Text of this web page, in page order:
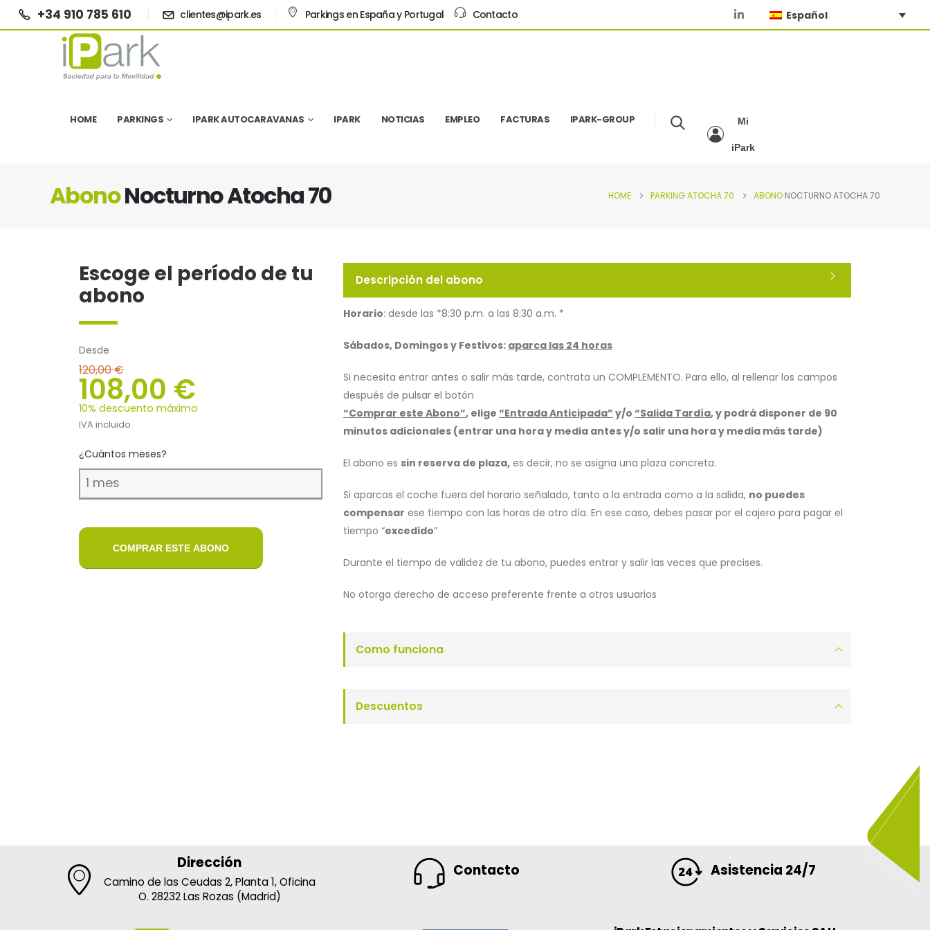
+34 910 785 610 clientes@ipark.es Parkings en España y Portugal Contacto Español
HOME PARKINGS IPARK AUTOCARAVANAS IPARK NOTICIAS EMPLEO FACTURAS IPARK-GROUP Mi
iPark
AbonoNocturno Atocha 70 HOME PARKINGATOCHA 70 ABONO NOCTURNO ATOCHA 70
Escoge el período de tu
abono
Desde
120,00 €
108,00 €
10% descuento máximo
IVA incluido
¿Cuántos meses?
COMPRAR ESTE ABONO
Descripción del abono
Horario: desde las *8:30 p.m. a las 8:30 a.m. *
Sábados, Domingos y Festivos: aparca las 24 horas
Si necesita entrar antes o salir más tarde, contrata un COMPLEMENTO. Para ello, al rellenar los campos
después de pulsar el botón
“Comprar este Abono”, elige “Entrada Anticipada” y/o “Salida Tardía, y podrá disponer de 90
minutos adicionales (entrar una hora y media antes y/o salir una hora y media más tarde)
El abono es sin reserva de plaza, es decir, no se asigna una plaza concreta.
Si aparcas el coche fuera del horario señalado, tanto a la entrada como a la salida, no puedes
compensar ese tiempo con las horas de otro día. En ese caso, debes pasar por el cajero para pagar el
tiempo “excedido”
Durante el tiempo de validez de tu abono, puedes entrar y salir las veces que precises.
No otorga derecho de acceso preferente frente a otros usuarios
Como funciona
Descuentos
Dirección
Camino de las Ceudas 2, Planta 1, Oficina
O. 28232 Las Rozas (Madrid)
Contacto Asistencia 24/7